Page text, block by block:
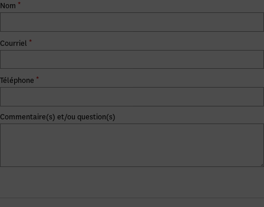
Nom *
Courriel *
Téléphone *
Commentaire(s) et/ou question(s)